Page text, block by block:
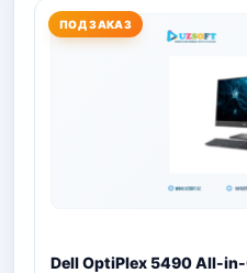
ПОД ЗАКАЗ
Dell OptiPlex 5490 All-